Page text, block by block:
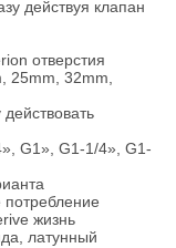
действуя клапан
отверстия
25mm, 32mm,
G1», G1-1/4», G1-
жизнь
латунный